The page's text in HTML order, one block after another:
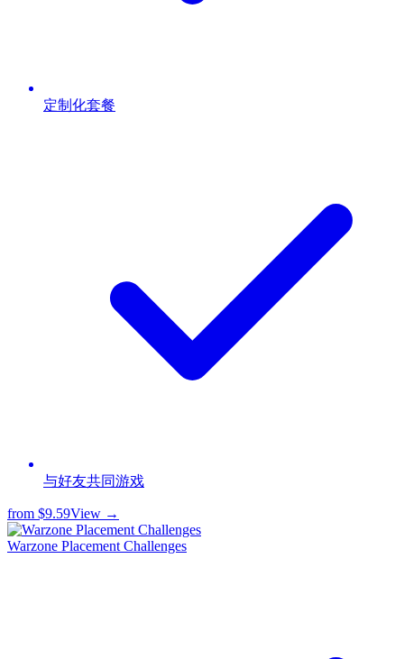
定制化套餐
与好友共同游戏
from $9.59View →
Warzone Placement Challenges